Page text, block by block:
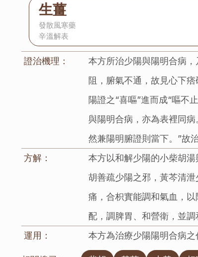
生薑
發散風寒藥
辛溫解表
證治機理：
本方所治少陽與陽明合病
阻，腑氣不通，故見心下
陽證之“喜嘔”進而成“嘔不
與陽明合病，亦為表裡同
然兼陽明腑證則當下。”故
方解：
本方以和解少陽的小柴胡
胡善疏少陽之邪，黃芩清
痛，合枳實能調和氣血，
配，調脾胃、和營衛，並
運用：
本方為治療少陽陽明合病